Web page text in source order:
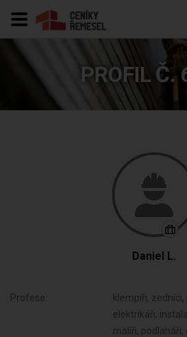
PROFIL Č.
Daniel L.
Profese:
klempíři,
elektrikáři,
malíři, podlaháři,